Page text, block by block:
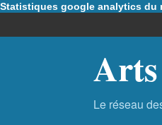
Statistiques google analytics du